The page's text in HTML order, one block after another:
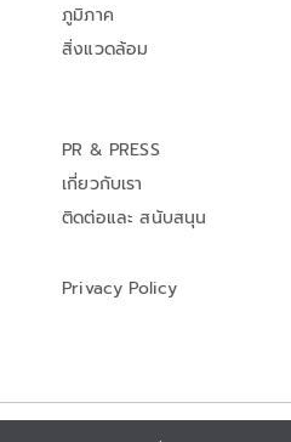
ภูมิภาค
สิ่งแวดล้อม
PR & PRESS
เกี่ยวกับเรา
ติดต่อและ สนับสนุน
Privacy Policy